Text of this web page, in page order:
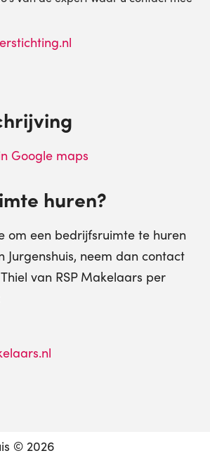
Google maps
huren?
om een bedrijfsruimte te huren
Jurgenshuis, neem dan contact
van RSP Makelaars per
© 2026